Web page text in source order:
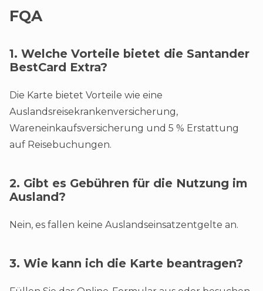
FQA
1. Welche Vorteile bietet die Santander
BestCard Extra?
Die Karte bietet Vorteile wie eine
Auslandsreisekrankenversicherung,
Wareneinkaufsversicherung und 5 % Erstattung
auf Reisebuchungen.
2. Gibt es Gebühren für die Nutzung im
Ausland?
Nein, es fallen keine Auslandseinsatzentgelte an.
3. Wie kann ich die Karte beantragen?